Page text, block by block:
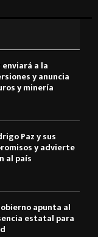
enviará a la
y anuncia
y minería
Paz y sus
y advierte
al país
apunta al
estatal para